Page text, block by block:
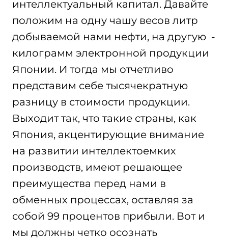
интеллектуальный капитал. Давайте
положим на одну чашу весов литр
добываемой нами нефти, на другую -
килограмм электронной продукции
Японии. И тогда мы отчетливо
представим себе тысячекратную
разницу в стоимости продукции.
Выходит так, что такие страны, как
Япония, акцентирующие внимание
на развитии интеллектоемких
производств, имеют решающее
преимущества перед нами в
обменных процессах, оставляя за
собой 99 процентов прибыли. Вот и
мы должны четко осознать